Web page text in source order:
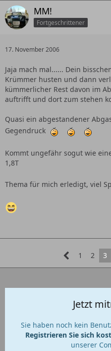
MM!
Fortgeschrittener
17. November 2006
Jaja mach mal...... Dein
Krümmer husten und dann
kümmerlicher Rest davon im
auftrifft und dort zum stehen
Quasi ein abgestandener
Gegendruck
Kommt ungefähr sogut wie
1,8T
Thema für mich erledigt, viel
1 2 3
Jetzt
Sie haben noch kein
Registrieren Sie sich
unserer